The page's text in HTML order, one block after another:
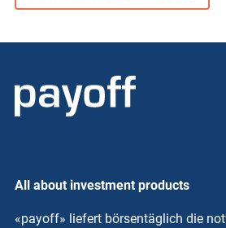
All about investment products
«payoff» liefert börsentäglich die